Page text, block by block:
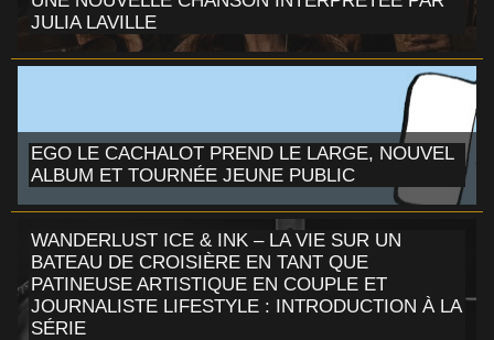
JULIA LAVILLE
EGO LE CACHALOT PREND LE LARGE, NOUVEL
ALBUM ET TOURNÉE JEUNE PUBLIC
WANDERLUST ICE & INK – LA VIE SUR UN
BATEAU DE CROISIÈRE EN TANT QUE
PATINEUSE ARTISTIQUE EN COUPLE ET
JOURNALISTE LIFESTYLE : INTRODUCTION À LA
SÉRIE